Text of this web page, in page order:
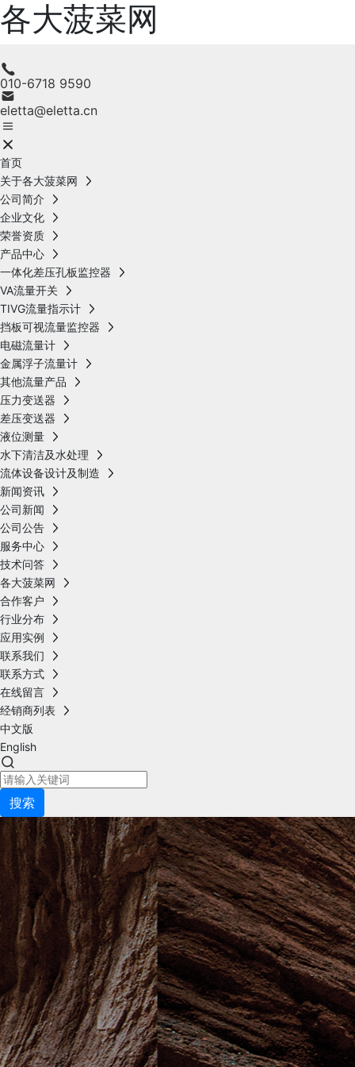
各大菠菜网
010-6718 9590
eletta@eletta.cn
首页
关于各大菠菜网
公司简介
企业文化
荣誉资质
产品中心
一体化差压孔板监控器
VA流量开关
TIVG流量指示计
挡板可视流量监控器
电磁流量计
金属浮子流量计
其他流量产品
压力变送器
差压变送器
液位测量
水下清洁及水处理
流体设备设计及制造
新闻资讯
公司新闻
公司公告
服务中心
技术问答
各大菠菜网
合作客户
行业分布
应用实例
联系我们
联系方式
在线留言
经销商列表
中文版
English
搜索